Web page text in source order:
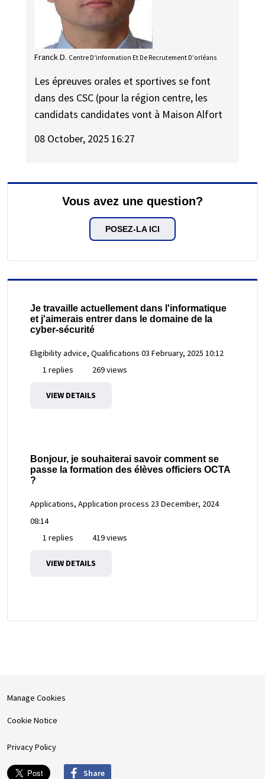
Franck D. Centre D'information Et De Recrutement D'orléans
Les épreuves orales et sportives se font
dans des CSC (pour la région centre, les
candidats candidates vont à Maison Alfort
08 October, 2025 16:27
Vous avez une question?
POSEZ-LA ICI
Je travaille actuellement dans l'informatique
et j'aimerais entrer dans le domaine de la
cyber-sécurité
Eligibility advice, Qualifications 03 February, 2025 10:12
1 replies
269 views
VIEW DETAILS
Bonjour, je souhaiterai savoir comment se
passe la formation des élèves officiers OCTA
?
Applications, Application process 23 December, 2024
08:14
1 replies
419 views
VIEW DETAILS
Manage Cookies
Cookie Notice
Privacy Policy
Share